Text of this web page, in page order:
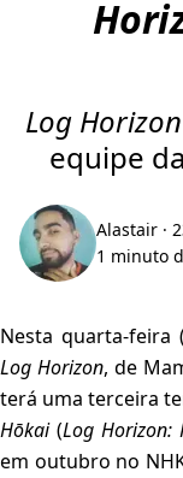
Log Horizon
equipe
Alastair ·
1 minuto
Nesta quarta-feira
Log Horizon, de
terá uma terceira
Hōkai(Log Horizon:
em outubro no